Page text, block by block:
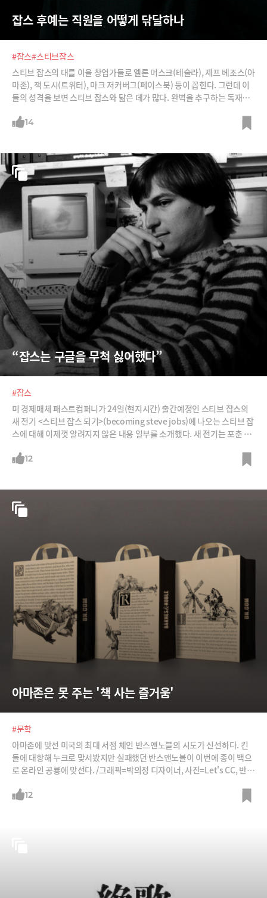
잡스 후예는 직원을 어떻게 닦달하나
#잡스#스티브잡스
스티브 잡스의 대를 이을 창업가들로 엘론 머스크(테슬라), 제프 베조스(아
마존), 잭 도시(트위터), 마크 저커버그(페이스북) 등이 꼽힌다. 그런데 이
들의 성격을 보면 스티브 잡스와 닮은 데가 많다. 완벽을 추구하는 독재적
룸버그, 잭 도시 트위터, Lets cc
14
“잡스는 구글을 무척 싫어했다”
#잡스
미 경제매체 패스트컴퍼니가 24일(현지시간) 출간예정인 스티브 잡스의
새 전기 <스티브 잡스 되기>(becoming steve jobs)에 나오는 스티브 잡
스에 대해 이제껏 알려지지 않은 내용 일부를 소개했다. 새 전기는 포춘 전
/사진=타임, 블룸버그, 아마존
12
아마존은 못 주는 '책 사는 즐거움'
#문학
아마존에 맞선 미국의 최대 서점 체인 반스앤노블의 시도가 신선하다. 킨
들에 대항해 누크로 맞서봤지만 실패했던 반스앤노블이 이번에 종이 백으
로 온라인 공룡에 맞선다. /그래픽=박의정 디자이너, 사진=Let's CC, 반스
12